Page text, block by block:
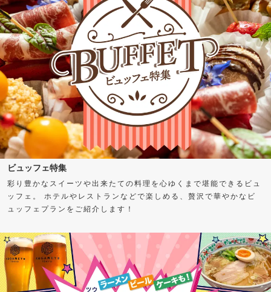
ビュッフェ特集
彩り豊かなスイーツや出来たての料理を心ゆくまで堪能できるビュ
ッフェ。 ホテルやレストランなどで楽しめる、贅沢で華やかなビ
ュッフェプランをご紹介します！